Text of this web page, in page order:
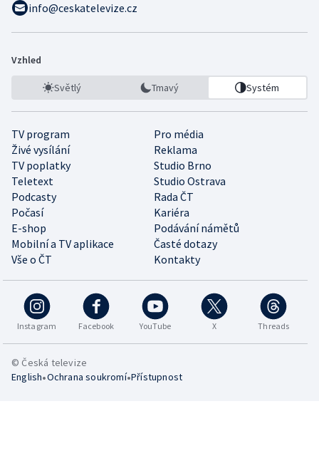
info@ceskatelevize.cz
Vzhled
Světlý Tmavý Systém
TV program
Pro média
Živé vysílání
Reklama
TV poplatky
Studio Brno
Teletext
Studio Ostrava
Podcasty
Rada ČT
Počasí
Kariéra
E-shop
Podávání námětů
Mobilní a TV aplikace
Časté dotazy
Vše o ČT
Kontakty
Instagram Facebook YouTube X Threads
© Česká televize
English•Ochrana soukromí•Přístupnost